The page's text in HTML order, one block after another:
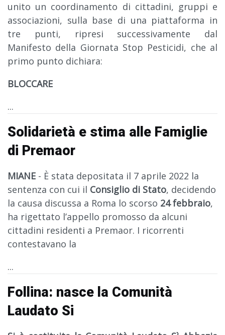
unito un coordinamento di cittadini, gruppi e
associazioni, sulla base di una piattaforma in
tre punti, ripresi successivamente dal
Manifesto della Giornata Stop Pesticidi, che al
primo punto dichiara:
BLOCCARE
...
Solidarietà e stima alle Famiglie
di Premaor
MIANE - È stata depositata il 7 aprile 2022 la
sentenza con cui il Consiglio di Stato, decidendo
la causa discussa a Roma lo scorso 24 febbraio,
ha rigettato l’appello promosso da alcuni
cittadini residenti a Premaor. I ricorrenti
contestavano la
...
Follina: nasce la Comunità
Laudato Si